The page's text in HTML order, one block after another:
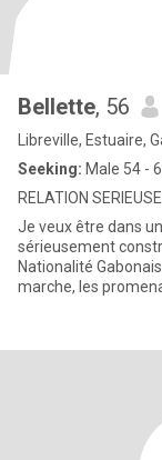
Bellette, 56
Libreville, Estuaire,
Seeking: Male 54 -
RELATION SERIEUSE
Je veux être dans
sérieusement
Nationalité Gabonaise
marche, les